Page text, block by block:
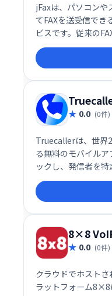
jFaxは、パソコンや
てFAXを送受信でき
ビスです。従来の
のランニングコス
で、外出先でも手軽
送受信と同じ感覚
率化できます。
0.0 (0件)
Truecallerは、世界
る無料のモバイルア
ックし、発信者を
番号の検索やスパ
で快適な通話環境を
Google Storeから
8×8
0.0 (0件)
クラウドでホスト
ラットフォーム8×8